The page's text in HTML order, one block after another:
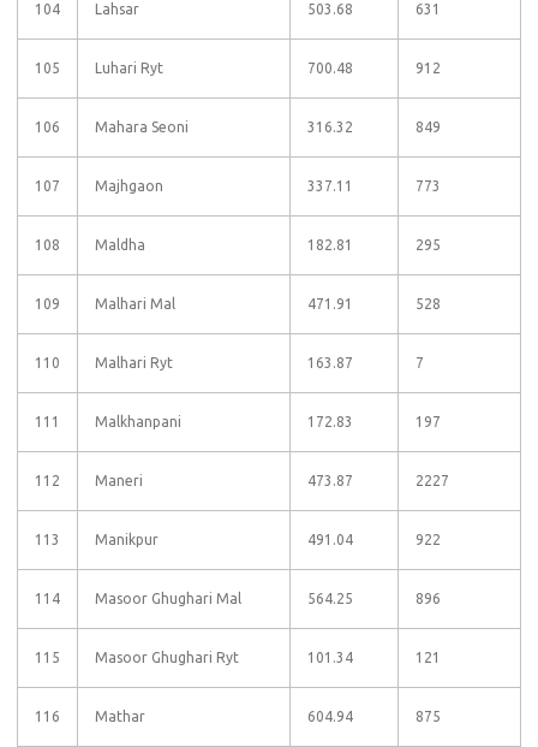
104 Lahsar 503.68 631
105 Luhari Ryt 700.48 912
106 Mahara Seoni 316.32 849
107 Majhgaon 337.11 773
108 Maldha 182.81 295
109 Malhari Mal 471.91 528
110 Malhari Ryt 163.87 7
111 Malkhanpani 172.83 197
112 Maneri 473.87 2227
113 Manikpur 491.04 922
114 Masoor Ghughari Mal 564.25 896
115 Masoor Ghughari Ryt 101.34 121
116 Mathar 604.94 875